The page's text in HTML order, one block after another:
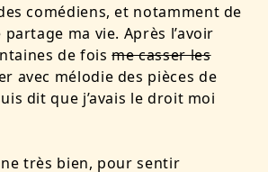
comédiens, et notamment de
ma vie. Après l’avoir
de foisme casser les
avec mélodie des pièces de
dit que j’avais le droit moi
très bien, pour sentir